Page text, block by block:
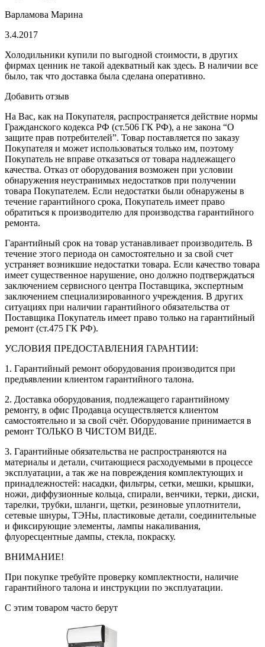
Варламова Марина
3.4.2017
Холодильники купили по выгодной стоимости, в других
фирмах ценник не такой адекватный как здесь. В наличии все
было, так что доставка была сделана оперативно.
Добавить отзыв
На Вас, как на Покупателя, распространяется действие нормы
Гражданского кодекса РФ (ст.506 ГК РФ), а не закона “О
защите прав потребителей”. Товар поставляется по заказу
Покупателя и может использоваться только им, поэтому
Покупатель не вправе отказаться от товара надлежащего
качества. Отказ от оборудования возможен при условии
обнаружения неустранимых недостатков при получении
товара Покупателем. Если недостатки были обнаружены в
течение гарантийного срока, Покупатель имеет право
обратиться к производителю для производства гарантийного
ремонта.
Гарантийный срок на товар устанавливает производитель. В
течение этого периода он самостоятельно и за свой счет
устраняет возникшие недостатки товара. Если качество товара
имеет существенное нарушение, оно должно подтверждаться
заключением сервисного центра Поставщика, экспертным
заключением специализированного учреждения. В других
ситуациях при наличии гарантийного обязательства от
Поставщика Покупатель имеет право только на гарантийный
ремонт (ст.475 ГК РФ).
УСЛОВИЯ ПРЕДОСТАВЛЕНИЯ ГАРАНТИИ:
1. Гарантийный ремонт оборудования производится при
предъявлении клиентом гарантийного талона.
2. Доставка оборудования, подлежащего гарантийному
ремонту, в офис Продавца осуществляется клиентом
самостоятельно и за свой счёт. Оборудование принимается в
ремонт ТОЛЬКО В ЧИСТОМ ВИДЕ.
3. Гарантийные обязательства не распространяются на
материалы и детали, считающиеся расходуемыми в процессе
эксплуатации, а так же на повреждения комплектующих и
принадлежностей: насадки, фильтры, сетки, мешки, крышки,
ножи, диффузионные кольца, спирали, венчики, терки, диски,
тарелки, трубки, шланги, щетки, резиновые уплотнители,
сетевые шнуры, ТЭНы, пластиковые детали, соединительные
и фиксирующие элементы, лампы накаливания,
флуоресцентные дампы, стекла, покраску.
ВНИМАНИЕ!
При покупке требуйте проверку комплектности, наличие
гарантийного талона и инструкции по эксплуатации.
С этим товаром часто берут